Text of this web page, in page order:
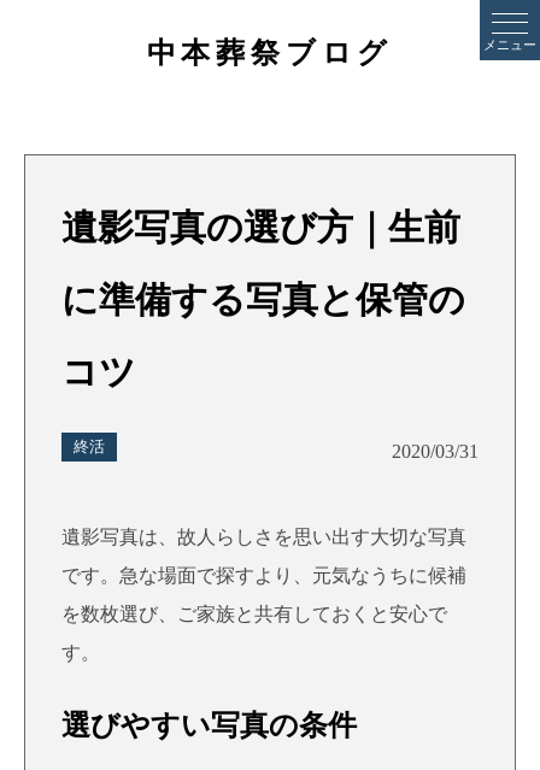
メニュー
中本葬祭ブログ
遺影写真の選び方｜生前
に準備する写真と保管の
コツ
終活 2020/03/31
遺影写真は、故人らしさを思い出す大切な写真
です。急な場面で探すより、元気なうちに候補
を数枚選び、ご家族と共有しておくと安心で
す。
選びやすい写真の条件